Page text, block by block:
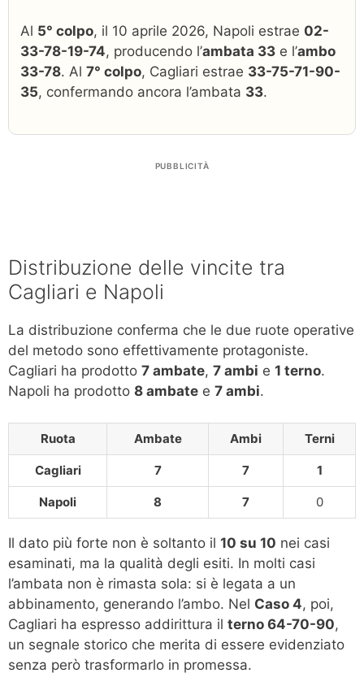
Al 5° colpo, il 10 aprile 2026, Napoli estrae 02-
33-78-19-74, producendo l’ambata 33 e l’ambo
33-78. Al 7° colpo, Cagliari estrae 33-75-71-90-
35, confermando ancora l’ambata 33.
PUBBLICITÀ
Distribuzione delle vincite tra
Cagliari e Napoli
La distribuzione conferma che le due ruote operative
del metodo sono effettivamente protagoniste.
Cagliari ha prodotto 7 ambate, 7 ambi e 1 terno.
Napoli ha prodotto 8 ambate e 7 ambi.
Ruota Ambate Ambi Terni
Cagliari 7 7 1
Napoli 8 7 0
Il dato più forte non è soltanto il 10 su 10 nei casi
esaminati, ma la qualità degli esiti. In molti casi
l’ambata non è rimasta sola: si è legata a un
abbinamento, generando l’ambo. Nel Caso 4, poi,
Cagliari ha espresso addirittura il terno 64-70-90,
un segnale storico che merita di essere evidenziato
senza però trasformarlo in promessa.